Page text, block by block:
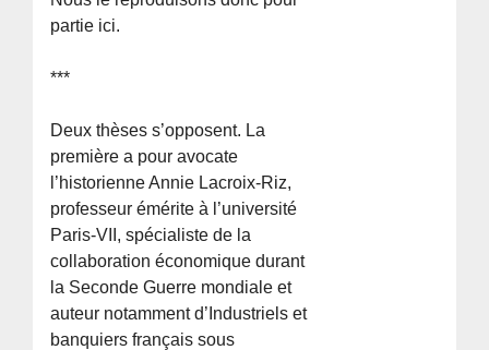
partie ici.
***
Deux thèses s’opposent. La
première a pour avocate
l’historienne Annie Lacroix-Riz,
professeur émérite à l’université
Paris-VII, spécialiste de la
collaboration économique durant
la Seconde Guerre mondiale et
auteur notamment d’Industriels et
banquiers français sous